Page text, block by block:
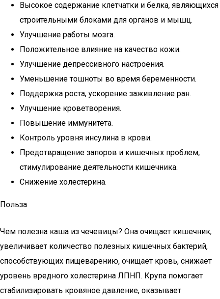
Высокое содержание клетчатки и белка, являющихся
строительными блоками для органов и мышц.
Улучшение работы мозга.
Положительное влияние на качество кожи.
Улучшение депрессивного настроения.
Уменьшение тошноты во время беременности.
Поддержка роста, ускорение заживление ран.
Улучшение кроветворения.
Повышение иммунитета.
Контроль уровня инсулина в крови.
Предотвращение запоров и кишечных проблем,
стимулирование деятельности кишечника.
Снижение холестерина.
Польза
Чем полезна каша из чечевицы? Она очищает кишечник,
увеличивает количество полезных кишечных бактерий,
способствующих пищеварению, очищает кровь, снижает
уровень вредного холестерина ЛПНП. Крупа помогает
стабилизировать кровяное давление, оказывает